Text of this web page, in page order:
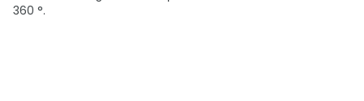
360 °.